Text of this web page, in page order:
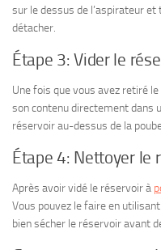
sur le dessus de l’aspirateur
détacher.
Étape 3: Vider le
Une fois que vous avez retiré
son contenu directement dans
réservoir au-dessus de la
Étape 4: Nettoyer le
Après avoir vidé le réservoir à
Vous pouvez le faire en
bien sécher le réservoir avant